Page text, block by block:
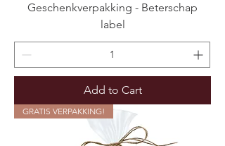
Geschenkverpakking - Beterschap
label
Add to Cart
GRATIS VERPAKKING!